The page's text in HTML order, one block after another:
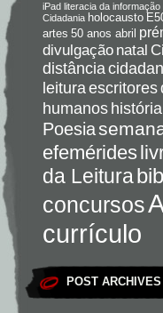
iPad literacia da informação
Cidadania holocausto
artes 50 anos abril
divulgação natal
distância
leituraescritores
humanoshistória
Poesia
efemérides
da Leitura
concursos
currículo
POST ARCHIVES